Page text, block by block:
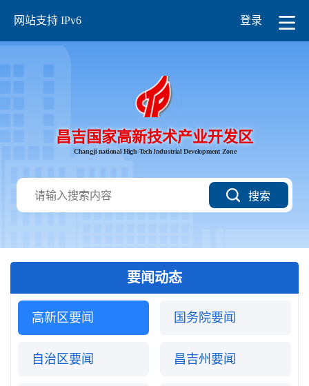
网站支持 IPv6 登录
昌吉国家高新技术产业开发区
Changji national High-Tech lndustrial Development Zone
搜索
要闻动态
高新区要闻 国务院要闻
自治区要闻 昌吉州要闻